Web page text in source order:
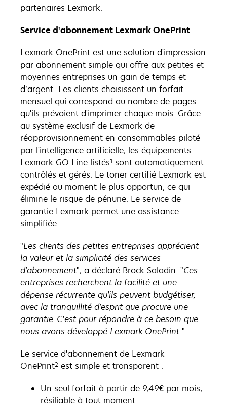
partenaires Lexmark.
Service d'abonnement Lexmark OnePrint
Lexmark OnePrint est une solution d'impression
par abonnement simple qui offre aux petites et
moyennes entreprises un gain de temps et
d’argent. Les clients choisissent un forfait
mensuel qui correspond au nombre de pages
qu'ils prévoient d'imprimer chaque mois. Grâce
au système exclusif de Lexmark de
réapprovisionnement en consommables piloté
par l'intelligence artificielle, les équipements
Lexmark GO Line listés1 sont automatiquement
contrôlés et gérés. Le toner certifié Lexmark est
expédié au moment le plus opportun, ce qui
élimine le risque de pénurie. Le service de
garantie Lexmark permet une assistance
simplifiée.
"Les clients des petites entreprises apprécient
la valeur et la simplicité des services
d'abonnement", a déclaré Brock Saladin. "Ces
entreprises recherchent la facilité et une
dépense récurrente qu'ils peuvent budgétiser,
avec la tranquillité d'esprit que procure une
garantie. C’est pour répondre à ce besoin que
nous avons développé Lexmark OnePrint."
Le service d'abonnement de Lexmark
OnePrint2 est simple et transparent :
Un seul forfait à partir de 9,49€ par mois,
résiliable à tout moment.